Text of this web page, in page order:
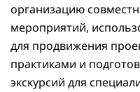
организацию
мероприятий,
для продвижения
практиками и
экскурсий для